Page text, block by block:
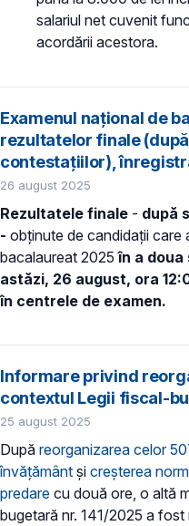
salariul net cuvenit
acordării acestora.
Examenul național de
rezultatelor finale
contestațiilor),
26 august 2025
Rezultatele finale - după
- obținute de candidații care
bacalaureat 2025 în a
astăzi, 26 august, ora
în centrele de examen.
Informare privind
contextul Legii fiscal-
25 august 2025
După reorganizarea celor
învățământ și creșterea
predare cu două ore, o altă
bugetară nr. 141/2025 a